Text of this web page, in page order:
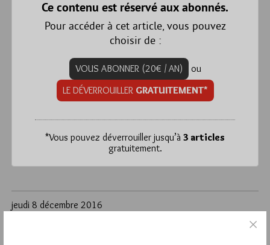
Ce contenu est réservé aux abonnés.
Pour accéder à cet article, vous pouvez
choisir de :
VOUS ABONNER (20€ / AN)
ou
LE DÉVERROUILLER GRATUITEMENT*
*Vous pouvez déverrouiller jusqu’à 3 articles
gratuitement.
jeudi 8 décembre 2016